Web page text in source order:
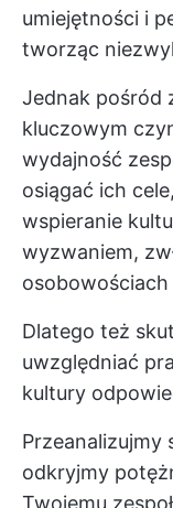
umiejętności i
tworząc
Jednak pośród
kluczowym
wydajność
osiągać ich
wspieranie
wyzwaniem,
Dlatego też
uwzględniać
kultury
Przeanalizujmy
odkryjmy
Twojemu